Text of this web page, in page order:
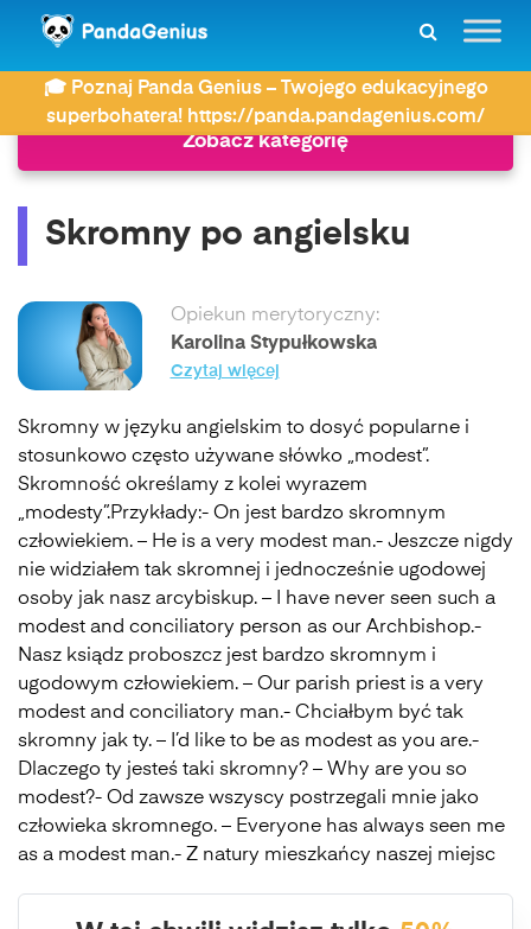
🎓 Poznaj Panda Genius – Twojego edukacyjnego
superbohatera! https://panda.pandagenius.com/
ZDAY Język angielski Skromny po angielsku
Zobacz kategorię
Skromny po angielsku
Opiekun merytoryczny:
Karolina Stypułkowska
Czytaj więcej
Skromny w języku angielskim to dosyć popularne i
stosunkowo często używane słówko „modest”.
Skromność określamy z kolei wyrazem
„modesty”.Przykłady:- On jest bardzo skromnym
człowiekiem. – He is a very modest man.- Jeszcze nigdy
nie widziałem tak skromnej i jednocześnie ugodowej
osoby jak nasz arcybiskup. – I have never seen such a
modest and conciliatory person as our Archbishop.-
Nasz ksiądz proboszcz jest bardzo skromnym i
ugodowym człowiekiem. – Our parish priest is a very
modest and conciliatory man.- Chciałbym być tak
skromny jak ty. – I’d like to be as modest as you are.-
Dlaczego ty jesteś taki skromny? – Why are you so
modest?- Od zawsze wszyscy postrzegali mnie jako
człowieka skromnego. – Everyone has always seen me
as a modest man.- Z natury mieszkańcy naszej miejsc